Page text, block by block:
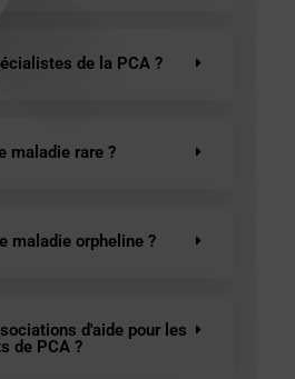
de la PCA ?
maladie rare ?
maladie orpheline ?
d'aide pour les
de PCA ?